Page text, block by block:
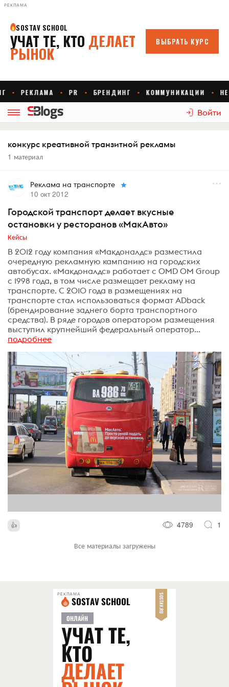
РЕКЛАМА
Войти
конкурс креативной транзитной рекламы
1 материал
Реклама на транспорте
10 окт 2012
Городской транспорт делает вкусные
остановки у ресторанов «МакАвто»
Кейсы
В 2012 году компания «Макдоналдс» разместила
очередную рекламную кампанию на городских
автобусах. «Макдоналдс» работает с OMD OM Group
с 1998 года, в том числе размещает рекламу на
транспорте. С 2010 года в размещениях на
транспорте стал использоваться формат ADback
(брендирование заднего борта транспортного
средства). В ряде городов оператором размещения
выступил крупнейший федеральный оператор...
подробнее
4789 1
Все материалы загружены
РЕКЛАМА